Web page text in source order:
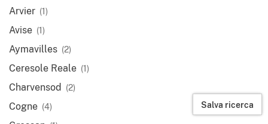
Arvier (1)
Avise (1)
Aymavilles (2)
Ceresole Reale (1)
Charvensod (2)
Cogne (4) Salva ricerca